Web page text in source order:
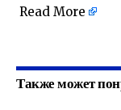
Read More
Также может